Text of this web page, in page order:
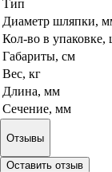
Тип
Диаметр шляпки,
Кол-во в упаковке,
Габариты, см
Вес, кг
Длина, мм
Сечение, мм
Отзывы
Оставить отзыв